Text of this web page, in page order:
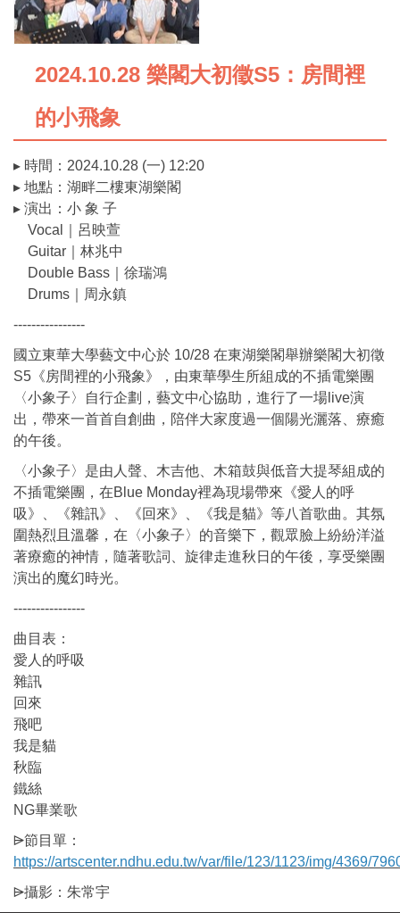
2024.10.28 樂閣大初徵S5：房間裡
的小飛象
▸ 時間：2024.10.28 (一) 12:20
▸ 地點：湖畔二樓東湖樂閣
▸ 演出：小 象 子
Vocal｜呂映萱
Guitar｜林兆中
Double Bass｜徐瑞鴻
Drums｜周永鎮
----------------
國立東華大學藝文中心於 10/28 在東湖樂閣舉辦樂閣大初徵
S5《房間裡的小飛象》，由東華學生所組成的不插電樂團
〈小象子〉自行企劃，藝文中心協助，進行了一場live演
出，帶來一首首自創曲，陪伴大家度過一個陽光灑落、療癒
的午後。
〈小象子〉是由人聲、木吉他、木箱鼓與低音大提琴組成的
不插電樂團，在Blue Monday裡為現場帶來《愛人的呼
吸》、《雜訊》、《回來》、《我是貓》等八首歌曲。其氛
圍熱烈且溫馨，在〈小象子〉的音樂下，觀眾臉上紛紛洋溢
著療癒的神情，隨著歌詞、旋律走進秋日的午後，享受樂團
演出的魔幻時光。
----------------
曲目表：
愛人的呼吸
雜訊
回來
飛吧
我是貓
秋臨
鐵絲
NG畢業歌
⩥節目單：
https://artscenter.ndhu.edu.tw/var/file/123/1123/img/4369/
⩥攝影：朱常宇